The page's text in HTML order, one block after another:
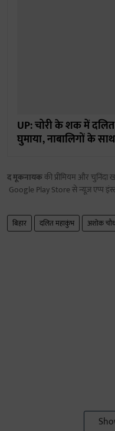
UP: चोरी के शक में
घुमाया, नाबालिगों के
द मूकनायककी प्रीमियम और
Google Play Store से न्यूज़ एप्प
बिहार दलित महाकुंभ अशोक